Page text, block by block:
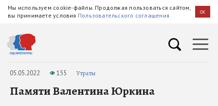
Мы используем cookie-файлы. Продолжая пользоваться сайтом,
вы принимаете условия Пользовательского соглашения OK
05.05.2022 155 Утраты
Памяти Валентина Юркина